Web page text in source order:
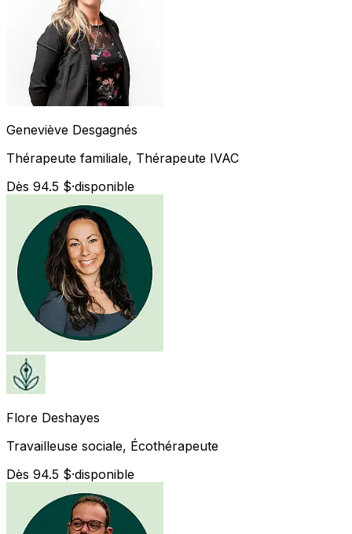
Geneviève Desgagnés
Thérapeute familiale, Thérapeute IVAC
Dès 94.5 $·disponible
Flore Deshayes
Travailleuse sociale, Écothérapeute
Dès 94.5 $·disponible